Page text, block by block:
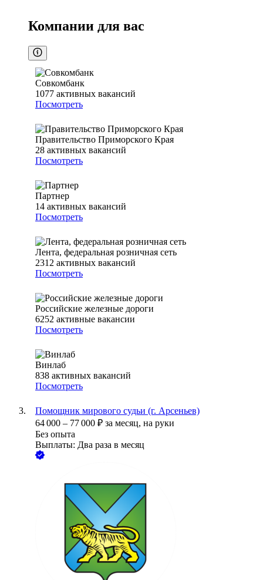
Компании для вас
Совкомбанк
1077 активных вакансий
Посмотреть
Правительство Приморского Края
28 активных вакансий
Посмотреть
Партнер
14 активных вакансий
Посмотреть
Лента, федеральная розничная сеть
2312 активных вакансий
Посмотреть
Российские железные дороги
6252 активные вакансии
Посмотреть
Винлаб
838 активных вакансий
Посмотреть
Помощник мирового судьи (г. Арсеньев)
64 000 – 77 000 ₽ за месяц, на руки
Без опыта
Выплаты: Два раза в месяц